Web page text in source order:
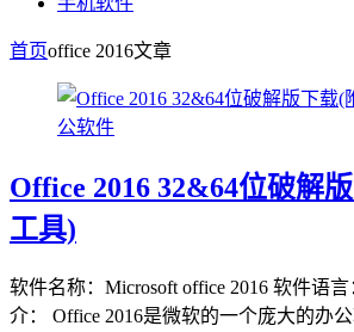
首页office 2016文章
公软件
Office 2016 32&64位破解
工具)
软件名称：Microsoft office 2016 软件语
介： Office 2016是微软的一个庞大的办